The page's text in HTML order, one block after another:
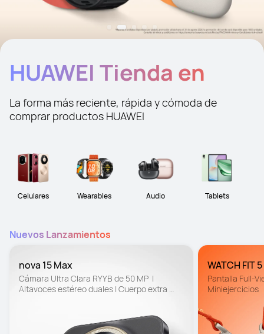
HUAWEI Tienda en
Línea
La forma más reciente, rápida y cómoda de
comprar productos HUAWEI
Celulares Wearables Audio Tablets
Nuevos Lanzamientos
nova 15 Max
Cámara Ultra Clara RYYB de 50 MP  |
Altavoces estéreo duales | Cuerpo extra
WATCH FIT
Pantalla Full-
Miniejercicios